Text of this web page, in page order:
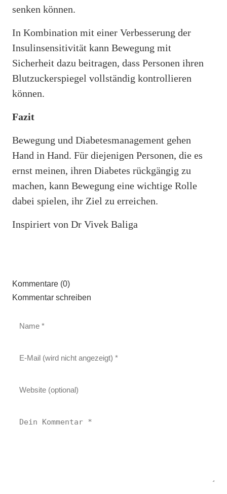
senken können.
In Kombination mit einer Verbesserung der
Insulinsensitivität kann Bewegung mit
Sicherheit dazu beitragen, dass Personen ihren
Blutzuckerspiegel vollständig kontrollieren
können.
Fazit
Bewegung und Diabetesmanagement gehen
Hand in Hand. Für diejenigen Personen, die es
ernst meinen, ihren Diabetes rückgängig zu
machen, kann Bewegung eine wichtige Rolle
dabei spielen, ihr Ziel zu erreichen.
Inspiriert von Dr Vivek Baliga
Kommentare (0)
Kommentar schreiben